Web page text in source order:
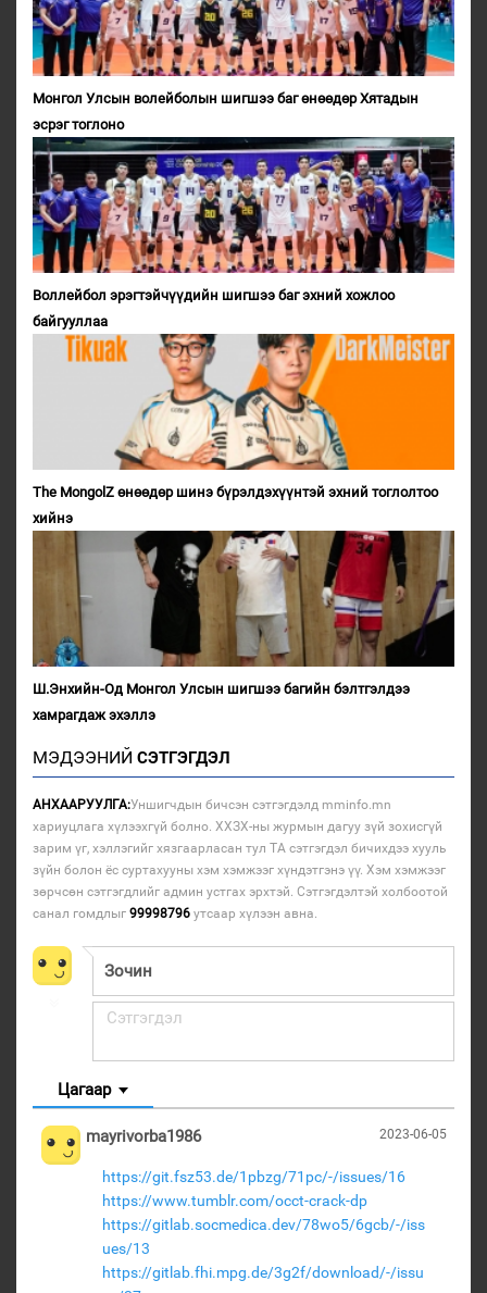
Монгол Улсын волейболын шигшээ баг өнөөдөр Хятадын
эсрэг тоглоно
Воллейбол эрэгтэйчүүдийн шигшээ баг эхний хожлоо
байгууллаа
The MongolZ өнөөдөр шинэ бүрэлдэхүүнтэй эхний тоглолтоо
хийнэ
Ш.Энхийн-Од Монгол Улсын шигшээ багийн бэлтгэлдээ
хамрагдаж эхэллэ
МЭДЭЭНИЙ СЭТГЭГДЭЛ
АНХААРУУЛГА:Уншигчдын бичсэн сэтгэгдэлд mminfo.mn
хариуцлага хүлээхгүй болно. ХХЗХ-ны журмын дагуу зүй зохисгүй
зарим үг, хэллэгийг хязгаарласан тул ТА сэтгэгдэл бичихдээ хууль
зүйн болон ёс суртахууны хэм хэмжээг хүндэтгэнэ үү. Хэм хэмжээг
зөрчсөн сэтгэгдлийг админ устгах эрхтэй. Сэтгэгдэлтэй холбоотой
санал гомдлыг 99998796 утсаар хүлээн авна.
Цагаар
2023-06-05
mayrivorba1986
https://git.fsz53.de/1pbzg/71pc/-/issues/16
https://www.tumblr.com/occt-crack-dp
https://gitlab.socmedica.dev/78wo5/6gcb/-/iss
ues/13
https://gitlab.fhi.mpg.de/3g2f/download/-/issu